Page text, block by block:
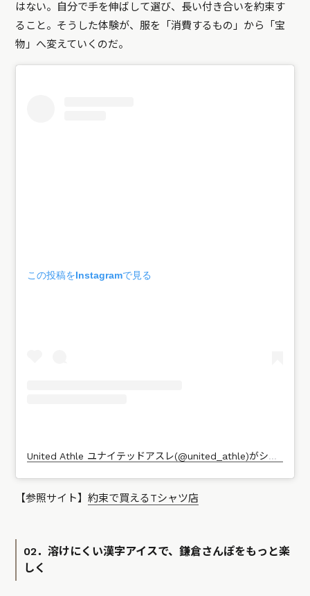
はない。自分で手を伸ばして選び、長い付き合いを約束す
ること。そうした体験が、服を「消費するもの」から「宝
物」へ変えていくのだ。
この投稿をInstagramで見る
United Athle ユナイテッドアスレ(@united_athle)がシェアした投稿
【参照サイト】約束で買えるTシャツ店
02．溶けにくい漢字アイスで、鎌倉さんぽをもっと楽
しく